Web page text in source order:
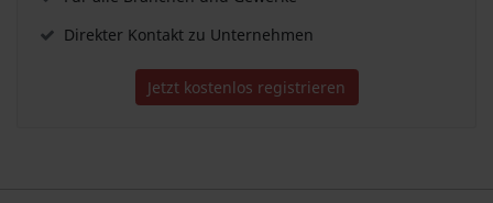
Direkter Kontakt zu Unternehmen
Jetzt kostenlos registrieren